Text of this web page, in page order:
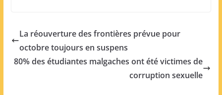
La réouverture des frontières prévue pour
octobre toujours en suspens
80% des étudiantes malgaches ont été victimes de
corruption sexuelle